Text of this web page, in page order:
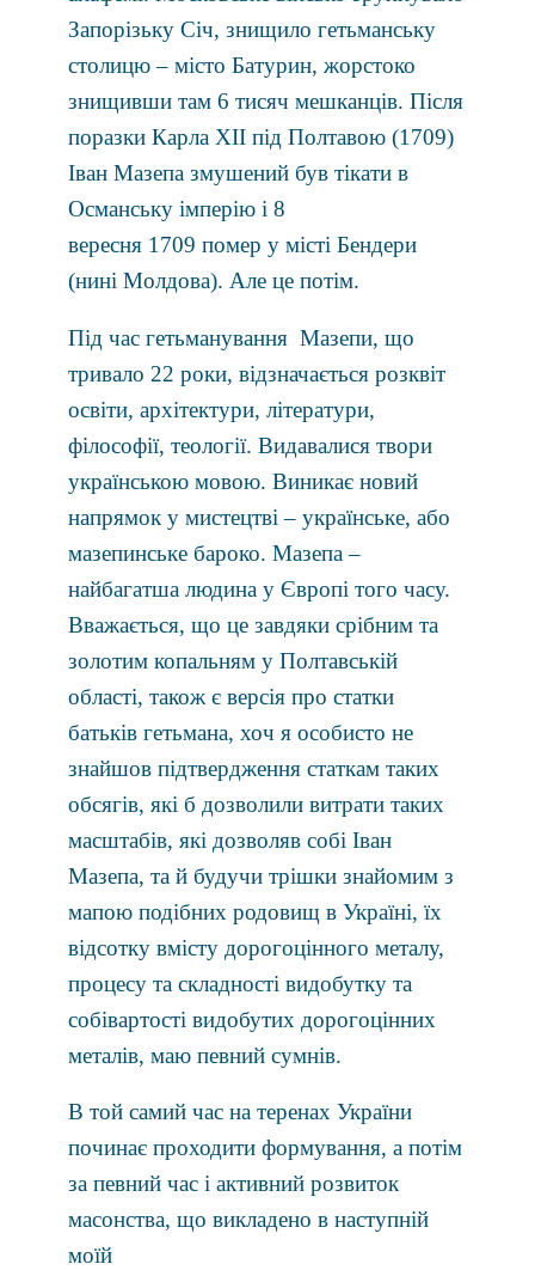
Запорізьку Січ, знищило гетьманську
столицю – місто Батурин, жорстоко
знищивши там 6 тисяч мешканців. Після
поразки Карла XII під Полтавою (1709)
Іван Мазепа змушений був тікати в
Османську імперію і 8
вересня1709 помер у місті Бендери
(нині Молдова). Але це потім.
Під час гетьманування Мазепи, що
тривало 22 роки, відзначається розквіт
освіти, архітектури, літератури,
філософії, теології. Видавалися твори
українською мовою. Виникає новий
напрямок у мистецтві – українське, або
мазепинське бароко. Мазепа –
найбагатша людина у Європі того часу.
Вважається, що це завдяки срібним та
золотим копальням у Полтавській
області, також є версія про статки
батьків гетьмана, хоч я особисто не
знайшов підтвердження статкам таких
обсягів, які б дозволили витрати таких
масштабів, які дозволяв собі Іван
Мазепа, та й будучи трішки знайомим з
мапою подібних родовищ в Україні, їх
відсотку вмісту дорогоцінного металу,
процесу та складності видобутку та
собівартості видобутих дорогоцінних
металів, маю певний сумнів.
В той самий час на теренах України
починає проходити формування, а потім
за певний час і активний розвиток
масонства, що викладено в наступній
моїй